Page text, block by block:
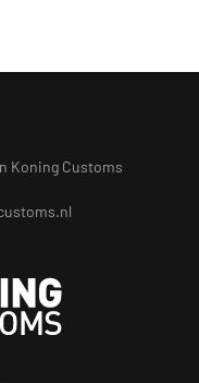
Koning Customs